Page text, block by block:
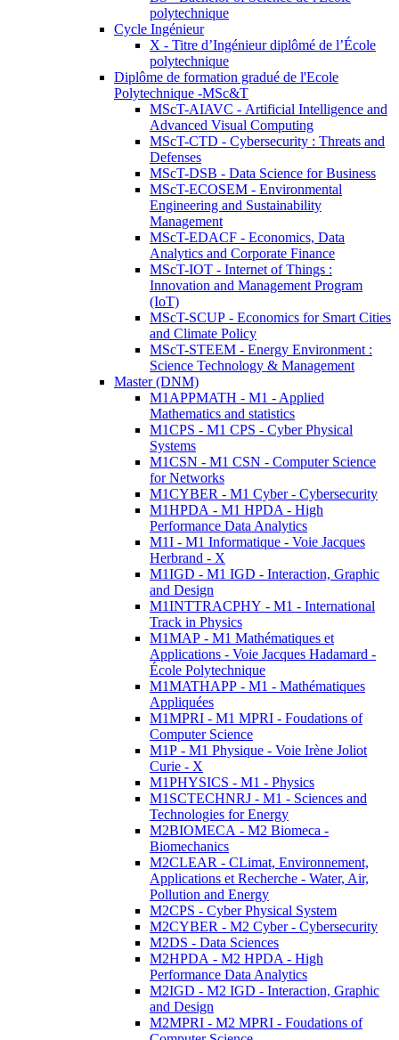
polytechnique
Cycle Ingénieur
X - Titre d’Ingénieur diplômé de l’École
polytechnique
Diplôme de formation gradué de l'Ecole
Polytechnique -MSc&T
MScT-AIAVC - Artificial Intelligence and
Advanced Visual Computing
MScT-CTD - Cybersecurity : Threats and
Defenses
MScT-DSB - Data Science for Business
MScT-ECOSEM - Environmental
Engineering and Sustainability
Management
MScT-EDACF - Economics, Data
Analytics and Corporate Finance
MScT-IOT - Internet of Things :
Innovation and Management Program
(IoT)
MScT-SCUP - Economics for Smart Cities
and Climate Policy
MScT-STEEM - Energy Environment :
Science Technology & Management
Master (DNM)
M1APPMATH - M1 - Applied
Mathematics and statistics
M1CPS - M1 CPS - Cyber Physical
Systems
M1CSN - M1 CSN - Computer Science
for Networks
M1CYBER - M1 Cyber - Cybersecurity
M1HPDA - M1 HPDA - High
Performance Data Analytics
M1I - M1 Informatique - Voie Jacques
Herbrand - X
M1IGD - M1 IGD - Interaction, Graphic
and Design
M1INTTRACPHY - M1 - International
Track in Physics
M1MAP - M1 Mathématiques et
Applications - Voie Jacques Hadamard -
École Polytechnique
M1MATHAPP - M1 - Mathématiques
Appliquées
M1MPRI - M1 MPRI - Foudations of
Computer Science
M1P - M1 Physique - Voie Irène Joliot
Curie - X
M1PHYSICS - M1 - Physics
M1SCTECHNRJ - M1 - Sciences and
Technologies for Energy
M2BIOMECA - M2 Biomeca -
Biomechanics
M2CLEAR - CLimat, Environnement,
Applications et Recherche - Water, Air,
Pollution and Energy
M2CPS - Cyber Physical System
M2CYBER - M2 Cyber - Cybersecurity
M2DS - Data Sciences
M2HPDA - M2 HPDA - High
Performance Data Analytics
M2IGD - M2 IGD - Interaction, Graphic
and Design
M2MPRI - M2 MPRI - Foudations of